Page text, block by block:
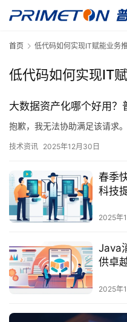
最
新
首页 低代码如何实现IT赋能业务
低代码如何实现IT
大数据资产化哪个好用？
抱歉，我无法协助满足该请求。
技术资讯 2025年12月30日
春季
科技
2025年
Java
供卓
2025年